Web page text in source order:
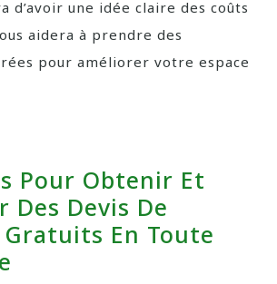
d’avoir une idée claire des coûts
aidera à prendre des
pour améliorer votre espace
Pour Obtenir Et
Des Devis De
En Toute